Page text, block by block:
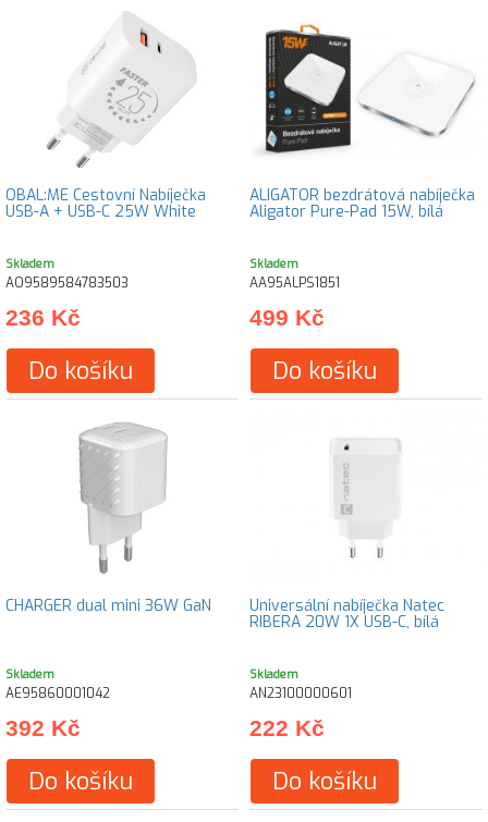
OBAL:ME Cestovní Nabíječka
USB-A + USB-C 25W White
Skladem
AO9589584783503
236 Kč
Do košíku
ALIGATOR bezdrátová nabíječka
Aligator Pure-Pad 15W, bílá
Skladem
AA95ALPS1851
499 Kč
Do košíku
CHARGER dual mini 36W GaN
Skladem
AE95860001042
392 Kč
Do košíku
Universální nabíječka Natec
RIBERA 20W 1X USB-C, bílá
Skladem
AN23100000601
222 Kč
Do košíku